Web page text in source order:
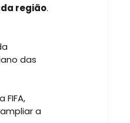
região.
das
a